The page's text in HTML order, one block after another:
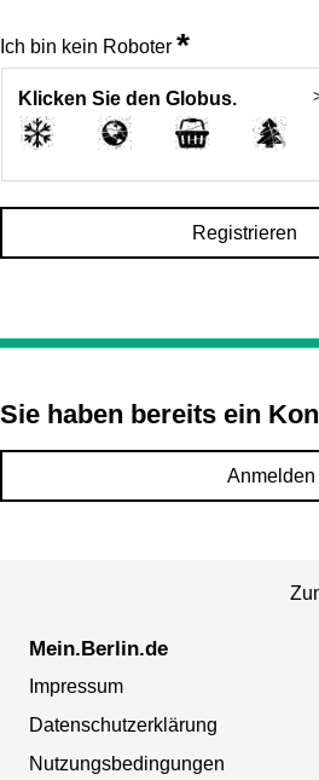
Ich bin kein Roboter *
Klicken Sie den Globus.
Registrieren
Sie haben bereits ein
Anmelden
Mein.Berlin.de
Impressum
Datenschutzerklärung
Nutzungsbedingungen